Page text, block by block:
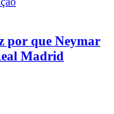
por que Neymar
Madrid